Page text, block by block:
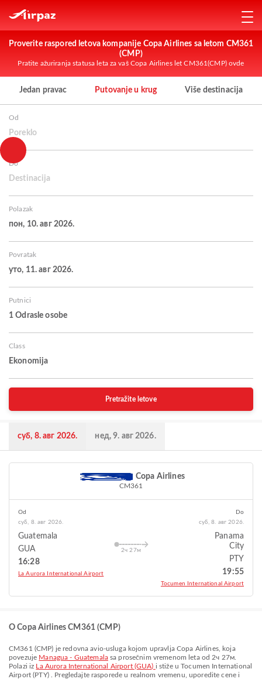
Proverite raspored letova kompanije Copa Airlines sa letom CM361
(CMP)
Pratite ažuriranja statusa leta za vaš Copa Airlines let CM361(CMP) ovde
Jedan pravac Putovanje u krug Više destinacija
Od
Poreklo
Do
Destinacija
Polazak
пон, 10. авг 2026.
Povratak
уто, 11. авг 2026.
Putnici
1 Odrasle osobe
Class
Ekonomija
Pretražite letove
суб, 8. авг 2026. нед, 9. авг 2026.
Copa Airlines
CM361
Od
суб, 8. авг 2026.
Guatemala
GUA
16:28
La Aurora International Airport
2ч 27м
Do
суб, 8. авг 2026.
Panama
City
PTY
19:55
Tocumen International Airport
O Copa Airlines CM361 (CMP)
CM361 (CMP) je redovna avio-usluga kojom upravljaCopa Airlines, koja
povezuje Managua - Guatemalasa prosečnim vremenom leta od 2ч 27м
Polazi iz La Aurora International Airport (GUA) i stiže uTocumen International
Airport (PTY)
. Pregledajte rasporede u realnom vremenu, uporedite cene i